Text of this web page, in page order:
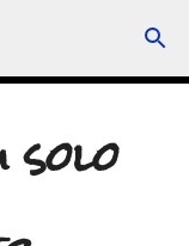
solo